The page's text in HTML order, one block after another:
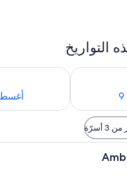
التواريخ
8 - أغسطس 9
أغسطس 9 -
تحقق من مدى
3 أسرّة
ملاءات من القطن المصري